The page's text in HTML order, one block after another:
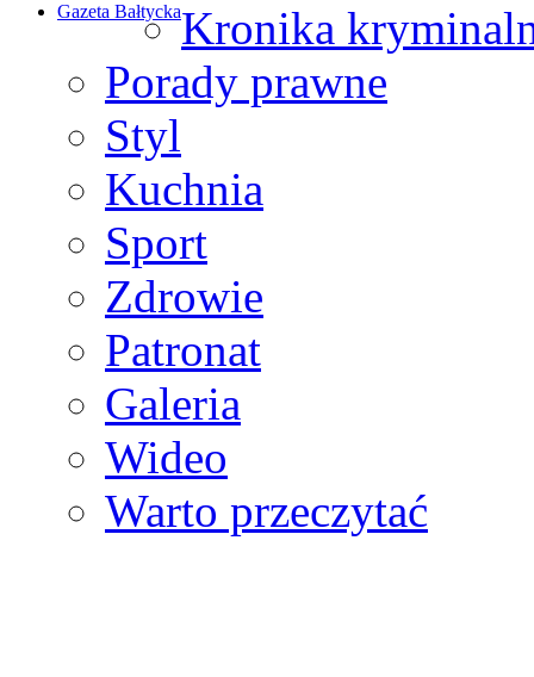
Gazeta BałtyckaKronika
Porady prawne
Styl
Kuchnia
Sport
Zdrowie
Patronat
Galeria
Wideo
Warto przeczytać